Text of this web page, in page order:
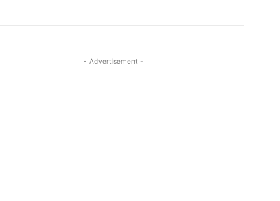
- Advertisement -